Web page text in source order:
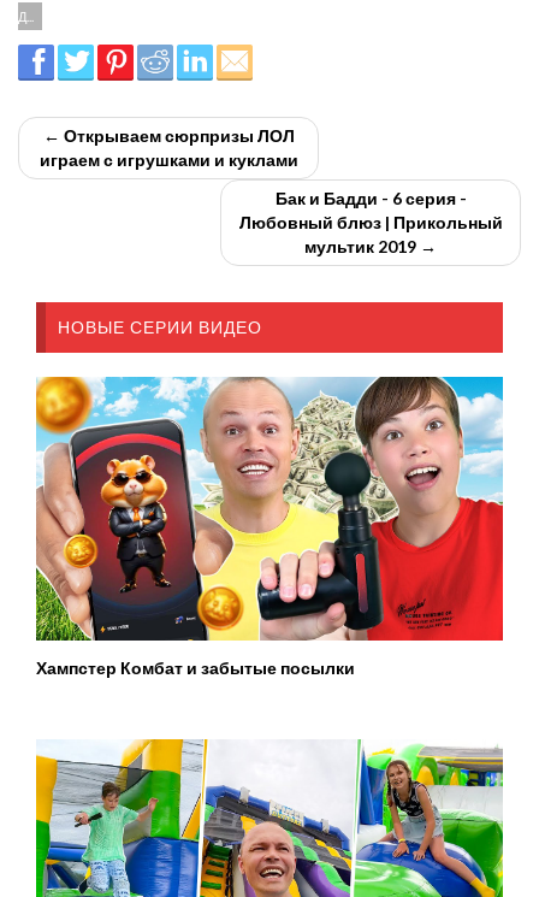
Д...
← Открываем сюрпризы ЛОЛ
играем с игрушками и куклами
Бак и Бадди - 6 серия -
Любовный блюз | Прикольный
мультик 2019 →
НОВЫЕ СЕРИИ ВИДЕО
Хампстер Комбат и забытые посылки